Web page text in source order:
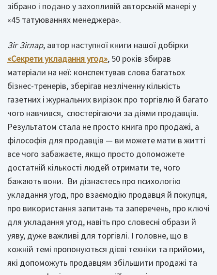
зібрано і подано у захопливій авторській манері у
«45 татуюваннях менеджера».
Зіг Зіглар, автор наступної книги нашої добірки
«Секрети укладання угод», 50 років збирав
матеріали на неї: конспектував слова багатьох
бізнес-тренерів, зберігав незліченну кількість
газетних і журнальних вирізок про торгівлю й багато
чого навчився, спостерігаючи за діями продавців.
Результатом стала не просто книга про продажі, а
філософія для продавців — ви можете мати в житті
все чого забажаєте, якщо просто допоможете
достатній кількості людей отримати те, чого
бажають вони. Ви дізнаєтесь про психологію
укладання угод, про взаємодію продавця й покупця,
про використання запитань та заперечень, про ключі
для укладання угод, навіть про словесні образи й
уяву, дуже важливі для торгівлі. І головне, що в
кожній темі пропонуються дієві техніки та прийоми,
які допоможуть продавцям збільшити продажі та